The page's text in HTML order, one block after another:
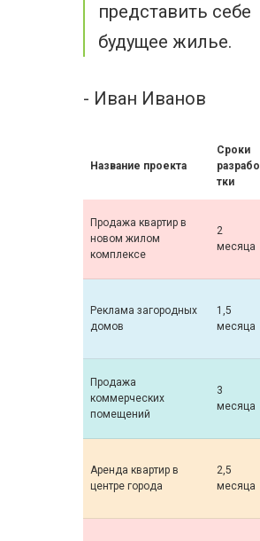
представить себе
будущее жилье.
- Иван Иванов
Название проекта
Сроки
разрабо
тки
Продажа квартир в
новом жилом
комплексе
2
месяца
Реклама загородных
домов
1,5
месяца
Продажа
коммерческих
помещений
3
месяца
Аренда квартир в
центре города
2,5
месяца